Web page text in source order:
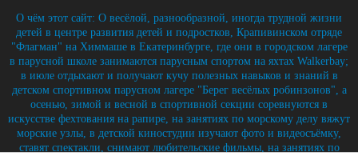
О чём этот сайт: О весёлой, разнообразной, иногда трудной жизни
детей в центре развития детей и подростков, Крапивинском отряде
"Флагман" на Химмаше в Екатеринбурге, где они в городском лагере
в парусной школе занимаются парусным спортом на яхтах Walkerbay;
в июле отдыхают и получают кучу полезных навыков и знаний в
детском спортивном парусном лагере "Берег весёлых робинзонов", а
осенью, зимой и весной в спортивной секции соревнуются в
искусстве фехтования на рапире, на занятиях по морскому делу вяжут
морские узлы, в детской киностудии изучают фото и видеосъёмку,
ставят спектакли, снимают любительские фильмы, на занятиях по